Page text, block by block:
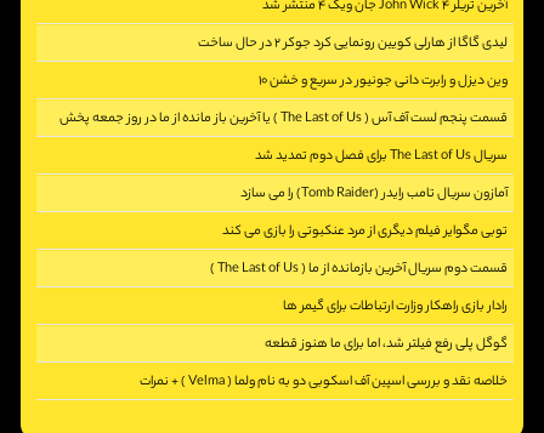
[5352]آخرین تریلر John Wick 4 جان ویک 4 منتشر شد
[2392]لیدی گاگا از هارلی کویین رونمایی کرد جوکر 2 در حال ساخت
[2799]وین دیزل و رابرت دانی جونیور در سریع و خشن 10
[2354]
قسمت پنجم لست آف آس ( The Last of Us ) یا آخرین باز مانده از ما در روز جمعه پخش
می شود
[2575]
سریال The Last of Us برای فصل دوم تمدید شد
[2231]آمازون سریال تامب رایدر (Tomb Raider) را می سازد
توبی مگوایر فیلم دیگری از مرد عنکبوتی را بازی می کند
[2723]قسمت دوم سریال آخرین بازمانده از ما ( The Last of Us )
رادار بازی راهکار وزارت ارتباطات برای گیمر ها
گوگل پلی رفع فیلتر شد، اما برای ما هنوز قطعه
خلاصه نقد و بررسی اسپین آف اسکوبی دو به نام ولما ( Velma ) + نمرات